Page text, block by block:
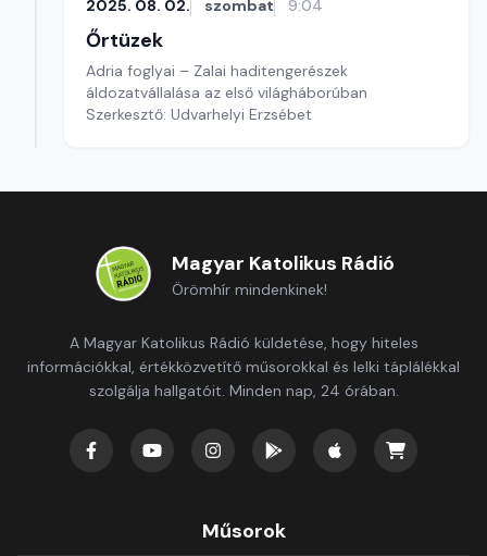
2025. 08. 02. szombat 9:04
Őrtüzek
Adria foglyai – Zalai haditengerészek
áldozatvállalása az első világháborúban
Szerkesztő: Udvarhelyi Erzsébet
Magyar Katolikus Rádió
Örömhír mindenkinek!
A Magyar Katolikus Rádió küldetése, hogy hiteles
információkkal, értékközvetítő műsorokkal és lelki táplálékkal
szolgálja hallgatóit. Minden nap, 24 órában.
Műsorok